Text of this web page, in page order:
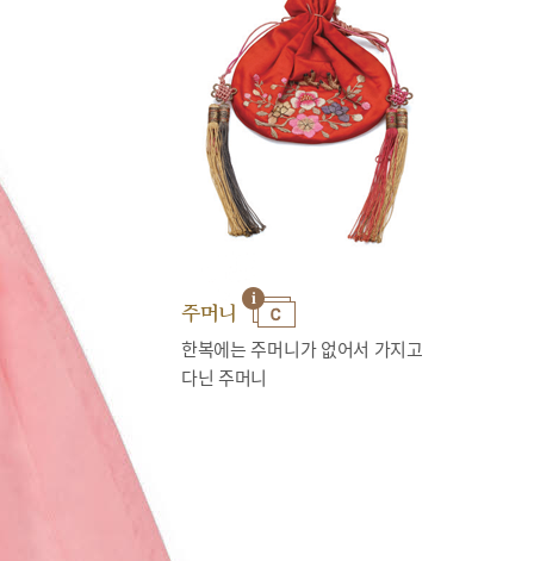
주머니
한복에는 주머니가 없어서 가지고
다닌 주머니